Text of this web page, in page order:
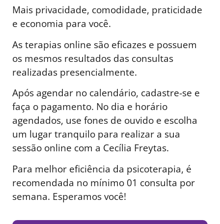
Mais privacidade, comodidade, praticidade
e economia para você.
As terapias online são eficazes e possuem
os mesmos resultados das consultas
realizadas presencialmente.
Após agendar no calendário, cadastre-se e
faça o pagamento. No dia e horário
agendados, use fones de ouvido e escolha
um lugar tranquilo para realizar a sua
sessão online com a Cecília Freytas.
Para melhor eficiência da psicoterapia, é
recomendada no mínimo 01 consulta por
semana. Esperamos você!